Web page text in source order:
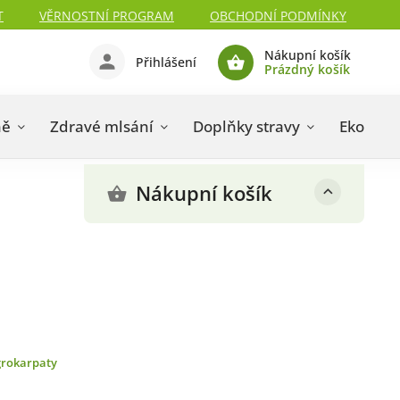
VĚRNOSTNÍ PROGRAM OBCHODNÍ PODMÍNKY
Nákupní košík
Prázdný košík
Přihlášení
Zdravé mlsání Doplňky stravy Eko
Nákupní košík